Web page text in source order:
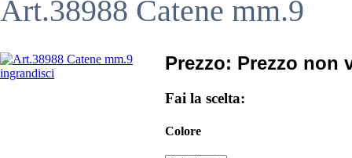
Art.38988 Catene mm.9
ingrandisci Prezzo: Prezzo non
Fai la scelta:
Colore